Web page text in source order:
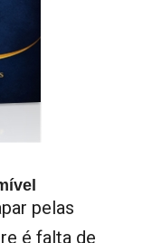
pelas
é falta de